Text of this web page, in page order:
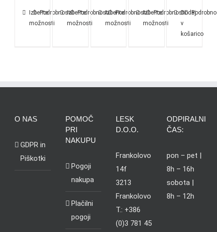
Izberite
možnosti
PodrobnostiIzberite
možnosti
PodrobnostiIzberite
možnosti
PodrobnostiIzberite
možnosti
PodrobnostiDodaj
v
košarico
O NAS
GDPR in
Piškotki
POMOČ
PRI
NAKUPU
Pogoji
nakupa
Plačilni
pogoji
LESK
D.O.O.
Frankolovo
14f
3213
Frankolovo
T.: +386
(0)3 781 45
ODPIRALNI
ČAS:
pon – pet |
8h – 16h
sobota |
8h – 12h